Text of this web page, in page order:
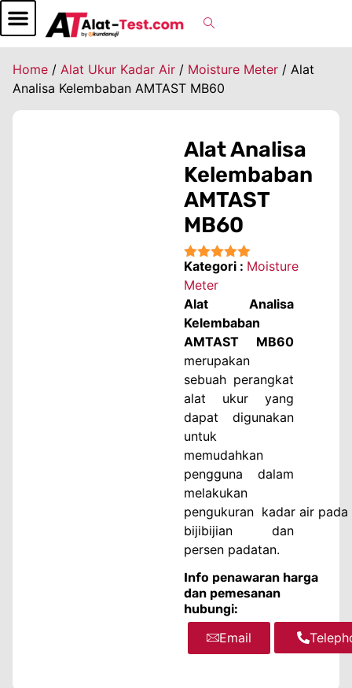
Home / Alat Ukur Kadar Air / Moisture Meter / Alat
Analisa Kelembaban AMTAST MB60
Alat Analisa
Kelembaban
AMTAST
MB60
★★★★★
Kategori : Moisture
Meter
Alat Analisa
Kelembaban
AMTAST MB60
merupakan
sebuah perangkat
alat ukur yang
dapat digunakan
untuk
memudahkan
pengguna dalam
melakukan
pengukuran kadar air pada
bijibijian dan
persen padatan.
Info penawaran harga
dan pemesanan
hubungi:
Email